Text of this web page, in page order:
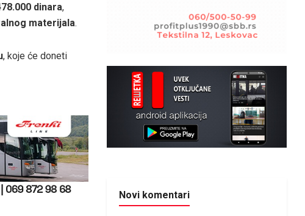
dinara,
materijala.
, koje će doneti
Novi komentari